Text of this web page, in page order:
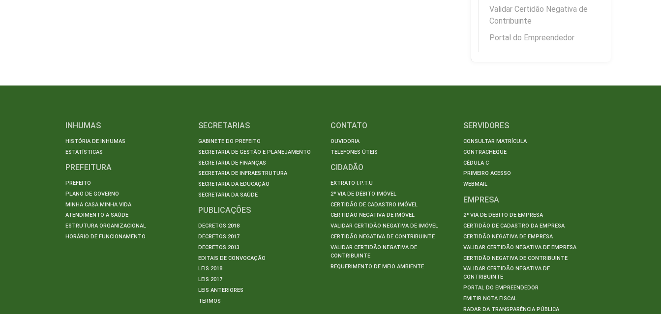
Validar Certidão Negativa de
Contribuinte
Portal do Empreendedor
INHUMAS
HISTÓRIA DE INHUMAS
ESTATÍSTICAS
PREFEITURA
PREFEITO
PLANO DE GOVERNO
MINHA CASA MINHA VIDA
ATENDIMENTO A SAÚDE
ESTRUTURA ORGANIZACIONAL
HORÁRIO DE FUNCIONAMENTO
SECRETARIAS
GABINETE DO PREFEITO
SECRETARIA DE GESTÃO E PLANEJAMENTO
SECRETARIA DE FINANÇAS
SECRETARIA DE INFRAESTRUTURA
SECRETARIA DA EDUCAÇÃO
SECRETARIA DA SAÚDE
PUBLICAÇÕES
DECRETOS 2018
DECRETOS 2017
DECRETOS 2013
EDITAIS DE CONVOCAÇÃO
LEIS 2018
LEIS 2017
LEIS ANTERIORES
TERMOS
CONTATO
OUVIDORIA
TELEFONES ÚTEIS
CIDADÃO
EXTRATO I.P.T.U
2ª VIA DE DÉBITO IMÓVEL
CERTIDÃO DE CADASTRO IMÓVEL
CERTIDÃO NEGATIVA DE IMÓVEL
VALIDAR CERTIDÃO NEGATIVA DE IMÓVEL
CERTIDÃO NEGATIVA DE CONTRIBUINTE
VALIDAR CERTIDÃO NEGATIVA DE
CONTRIBUINTE
REQUERIMENTO DE MEIO AMBIENTE
SERVIDORES
CONSULTAR MATRÍCULA
CONTRACHEQUE
CÉDULA C
PRIMEIRO ACESSO
WEBMAIL
EMPRESA
2ª VIA DE DÉBITO DE EMPRESA
CERTIDÃO DE CADASTRO DA EMPRESA
CERTIDÃO NEGATIVA DE EMPRESA
VALIDAR CERTIDÃO NEGATIVA DE EMPRESA
CERTIDÃO NEGATIVA DE CONTRIBUINTE
VALIDAR CERTIDÃO NEGATIVA DE
CONTRIBUINTE
PORTAL DO EMPREENDEDOR
EMITIR NOTA FISCAL
RADAR DA TRANSPARÊNCIA PÚBLICA